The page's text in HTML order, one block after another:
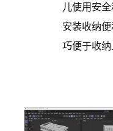
儿使用安
安装收纳
巧便于收